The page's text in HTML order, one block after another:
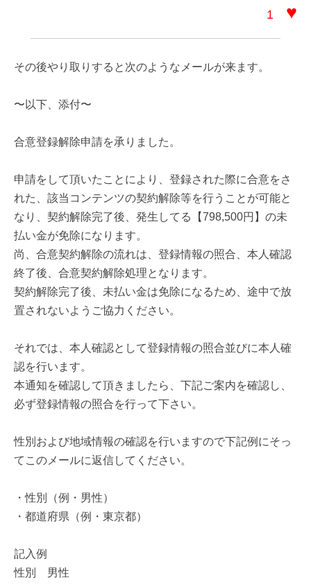
1 ♥
その後やり取りすると次のようなメールが来ます。
〜以下、添付〜
合意登録解除申請を承りました。
申請をして頂いたことにより、登録された際に合意をさ
れた、該当コンテンツの契約解除等を行うことが可能と
なり、契約解除完了後、発生してる【798,500円】の未
払い金が免除になります。
尚、合意契約解除の流れは、登録情報の照合、本人確認
終了後、合意契約解除処理となります。
契約解除完了後、未払い金は免除になるため、途中で放
置されないようご協力ください。
それでは、本人確認として登録情報の照合並びに本人確
認を行います。
本通知を確認して頂きましたら、下記ご案内を確認し、
必ず登録情報の照合を行って下さい。
性別および地域情報の確認を行いますので下記例にそっ
てこのメールに返信してください。
・性別（例・男性）
・都道府県（例・東京都）
記入例
性別 男性